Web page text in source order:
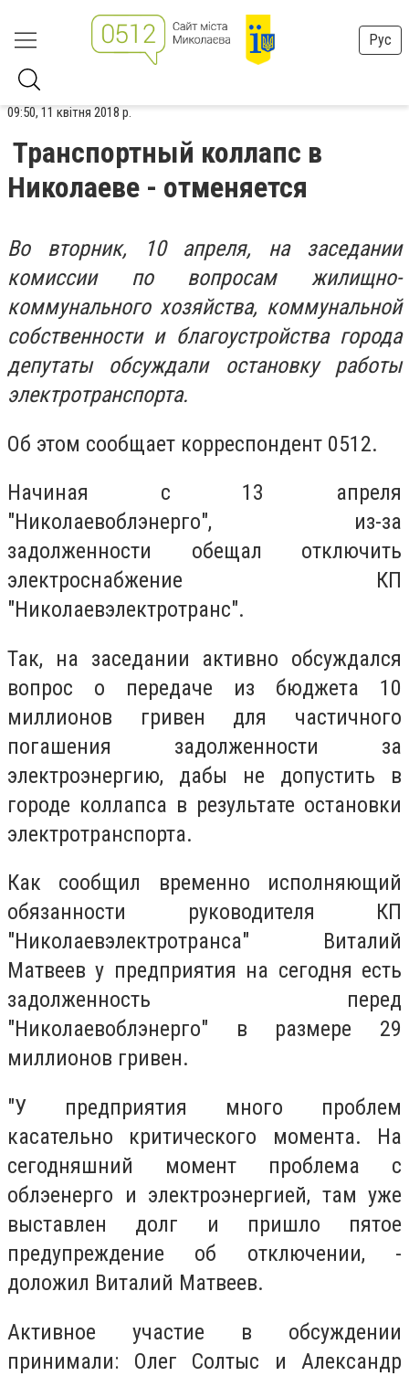
Рус
09:50, 11 квітня 2018 р.
Транспортный коллапс в
Николаеве - отменяется
Во вторник, 10 апреля, на заседании
комиссии по вопросам жилищно-
коммунального хозяйства, коммунальной
собственности и благоустройства города
депутаты обсуждали остановку работы
электротранспорта.
Об этом сообщает корреспондент 0512.
Начиная с 13 апреля
"Николаевоблэнерго", из-за
задолженности обещал отключить
электроснабжение КП
"Николаевэлектротранс".
Так, на заседании активно обсуждался
вопрос о передаче из бюджета 10
миллионов гривен для частичного
погашения задолженности за
электроэнергию, дабы не допустить в
городе коллапса в результате остановки
электротранспорта.
Как сообщил временно исполняющий
обязанности руководителя КП
"Николаевэлектротранса" Виталий
Матвеев у предприятия на сегодня есть
задолженность перед
"Николаевоблэнерго" в размере 29
миллионов гривен.
"У предприятия много проблем
касательно критического момента. На
сегодняшний момент проблема с
облэенерго и электроэнергией, там уже
выставлен долг и пришло пятое
предупреждение об отключении, -
доложил Виталий Матвеев.
Активное участие в обсуждении
принимали: Олег Солтыс и Александр